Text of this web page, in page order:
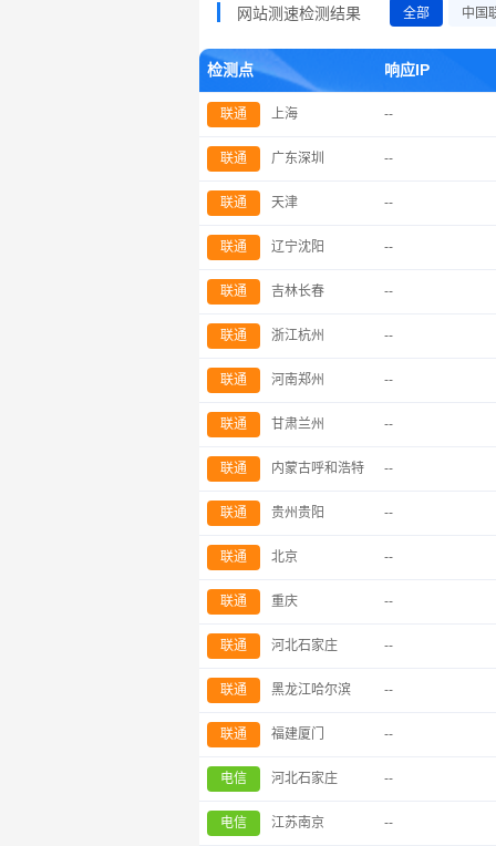
网站测速检测结果 全部 中国
检测点 响应IP
联通 上海 --
联通 广东深圳 --
联通 天津 --
联通 辽宁沈阳 --
联通 吉林长春 --
联通 浙江杭州 --
联通 河南郑州 --
联通 甘肃兰州 --
联通 内蒙古呼和浩特 --
联通 贵州贵阳 --
联通 北京 --
联通 重庆 --
联通 河北石家庄 --
联通 黑龙江哈尔滨 --
联通 福建厦门 --
电信 河北石家庄 --
电信 江苏南京 --